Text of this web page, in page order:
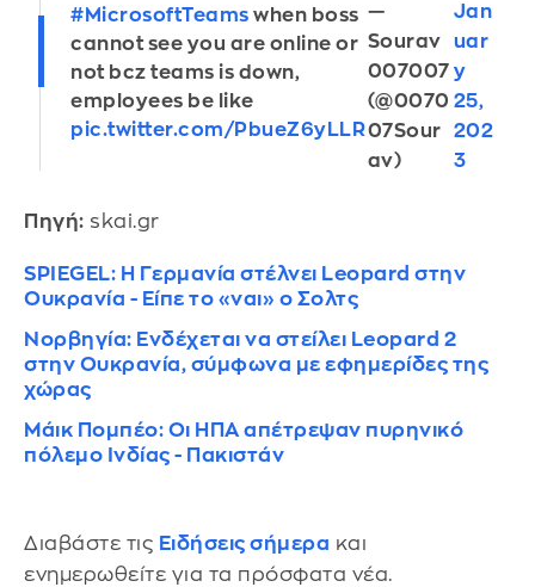
#MicrosoftTeams when boss
cannot see you are online or
not bcz teams is down,
employees be like
pic.twitter.com/PbueZ6yLLR
—
Sourav
007007
(@0070
07Sour
av)
Jan
uar
y
25,
202
3
Πηγή: skai.gr
SPIEGEL: Η Γερμανία στέλνει Leopard στην
Ουκρανία - Είπε το «ναι» ο Σολτς
Νορβηγία: Eνδέχεται να στείλει Leopard 2
στην Ουκρανία, σύμφωνα με εφημερίδες της
χώρας
Μάικ Πομπέο: Οι ΗΠΑ απέτρεψαν πυρηνικό
πόλεμο Ινδίας - Πακιστάν
Διαβάστε τις Ειδήσεις σήμερα και
ενημερωθείτε για τα πρόσφατα νέα.